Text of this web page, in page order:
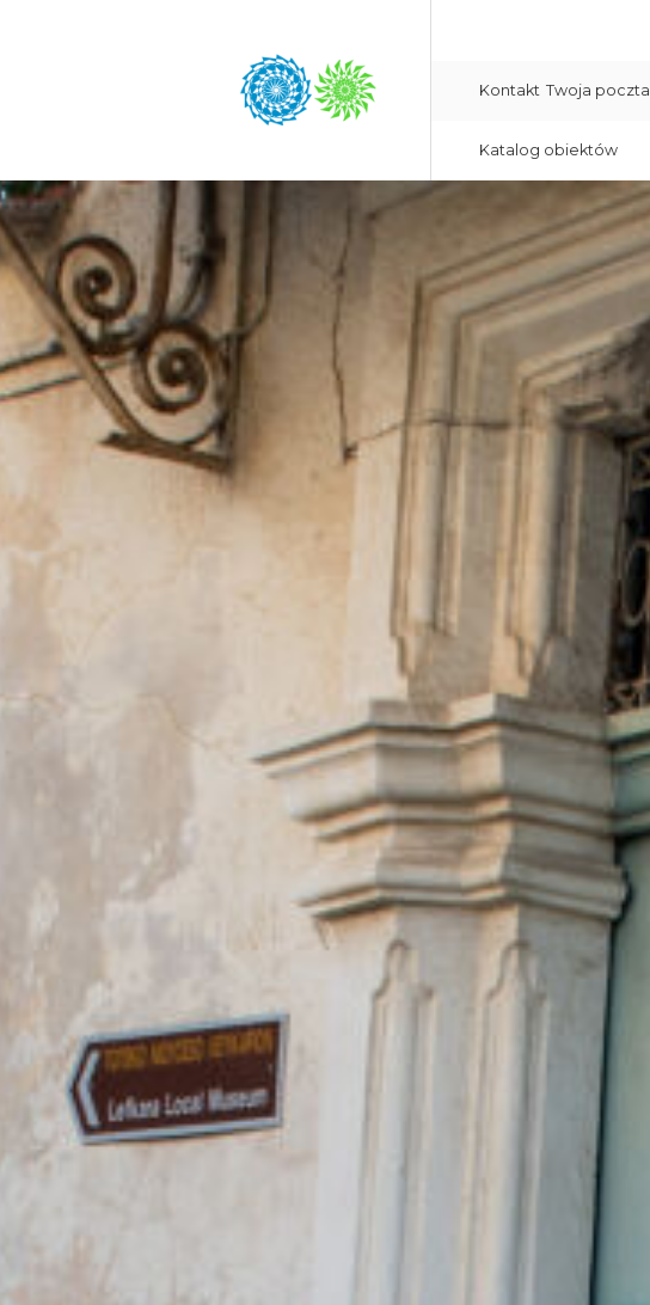
Kontakt Twoja poczta
Katalog obiektów